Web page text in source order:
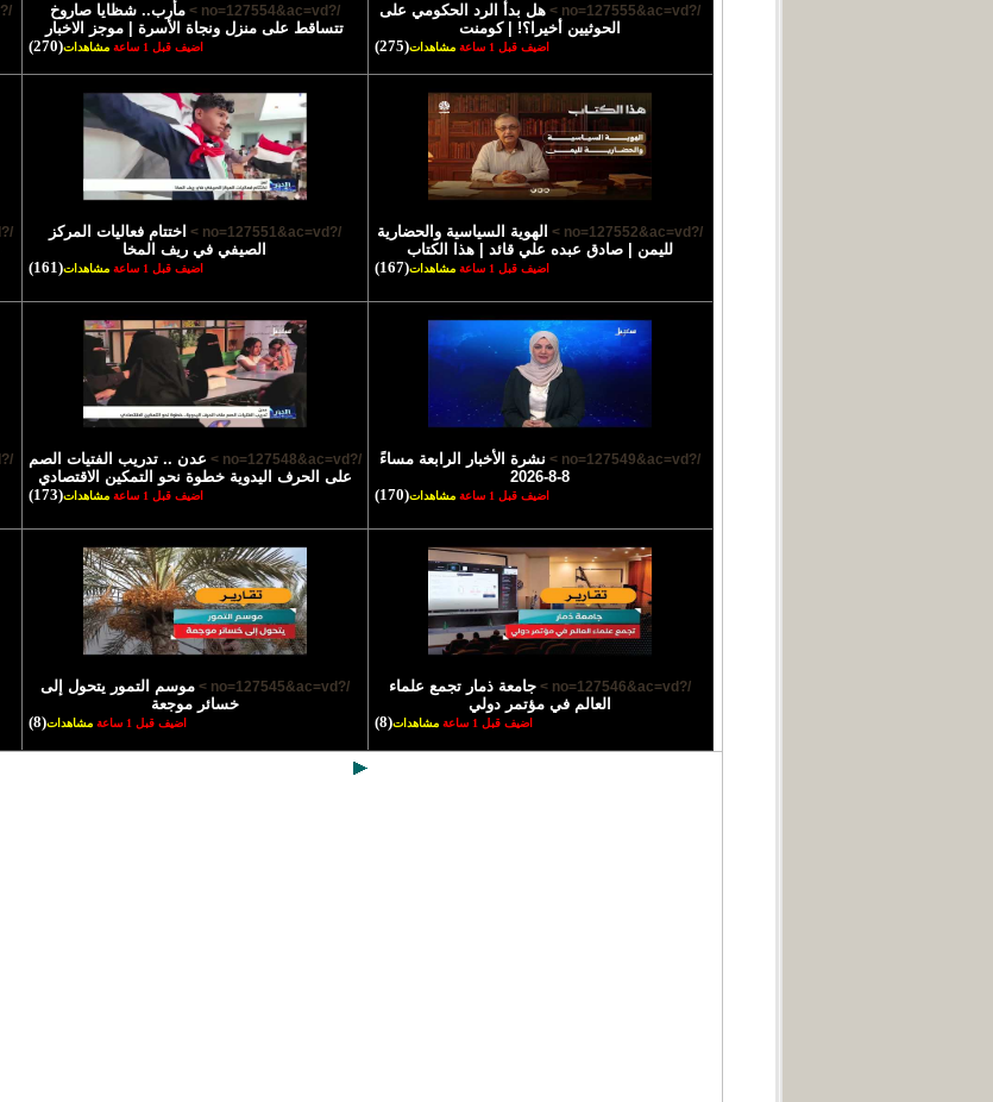
/?no=127555&ac=vd >
هل بدأ الرد الحكومي على
الحوثيين أخيرا؟! | كومنت
اضيف قبل 1 ساعة مشاهدات(275)
/?no=127554&ac=vd >
مأرب.. شظايا صاروخ
تتساقط على منزل ونجاة الأسرة | موجز الاخبار
اضيف قبل 1 ساعة مشاهدات(270)
/?no=127553&ac=vd >
/?no=127552&ac=vd >
الهوية السياسية والحضارية
لليمن | صادق عبده علي قائد | هذا الكتاب
اضيف قبل 1 ساعة مشاهدات(167)
/?no=127551&ac=vd >
اختتام فعاليات المركز
الصيفي في ريف المخا
اضيف قبل 1 ساعة مشاهدات(161)
/?no=127550&ac=vd >
/?no=127549&ac=vd >
نشرة الأخبار الرابعة مساءً
8-8-2026
اضيف قبل 1 ساعة مشاهدات(170)
/?no=127548&ac=vd >
عدن .. تدريب الفتيات الصم
على الحرف اليدوية خطوة نحو التمكين الاقتصادي
اضيف قبل 1 ساعة مشاهدات(173)
/?no=127547&ac=vd >
/?no=127546&ac=vd >
جامعة ذمار تجمع علماء
العالم في مؤتمر دولي
اضيف قبل 1 ساعة مشاهدات(8)
/?no=127545&ac=vd >
موسم التمور يتحول إلى
خسائر موجعة
اضيف قبل 1 ساعة مشاهدات(8)